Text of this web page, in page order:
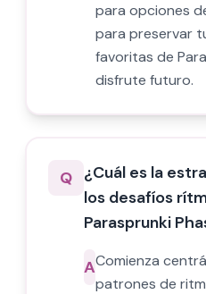
para opciones
para preservar
favoritas de
disfrute futuro.
Q ¿Cuál es la
los desafíos
Parasprunki
AComienza
patrones de